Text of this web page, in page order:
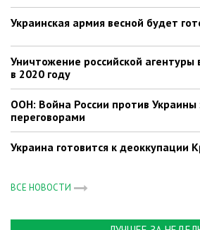
Украинская армия весной будет
Уничтожение российской агентуры
в 2020 году
ООН: Война России против Украины
переговорами
Украина готовится к деоккупации
ВСЕ НОВОСТИ